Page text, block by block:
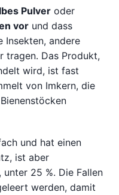
Pulver oder
vor und dass
Insekten, andere
tragen. Das Produkt,
wird, ist fast
von Imkern, die
und hat einen
ist aber
25 %. Die Fallen
werden, damit